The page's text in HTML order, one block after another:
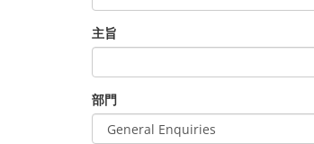
主旨
部門